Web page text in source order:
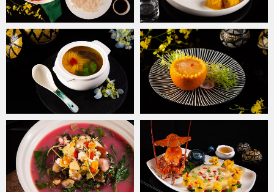
Hương vị ẩm thực Trung Hoa ngon trứ danh
Lấy những viên ngọc quý làm chủ đề chính của nhà hàng, các món
ngon củaJade Moonđược chế biến tinh tế bởi các bậc thầy đầu
bếp với đủ đầy các nguyên liệu và gia vị đẳng cấp, nhằm tái hiện
hoàn mỹ phong vị ẩm thực Trung Hoa. Với mong muốn mang
những trải nghiệm ẩm thực độc đáo đến những người yêu thích